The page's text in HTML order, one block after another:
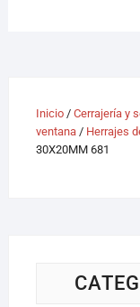
Inicio/ Cerrajería y
ventana/ Herrajes
30X20MM 681